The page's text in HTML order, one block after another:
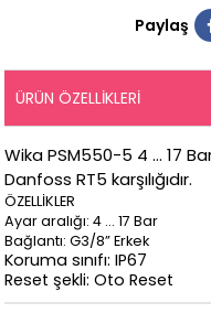
Paylaş
ÜRÜN ÖZELLIKLERI
Wika PSM550-5 4 … 17
Danfoss RT5 karşılığıdır.
ÖZELLİKLER
Ayar aralığı: 4 … 17 Bar
Bağlantı: G3/8” Erkek
Koruma sınıfı: IP67
Reset şekli: Oto Reset